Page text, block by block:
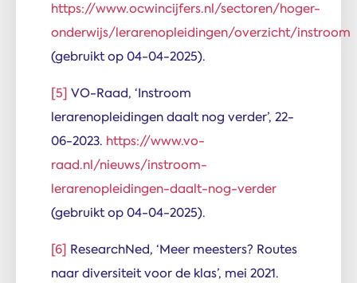
https://www.ocwincijfers.nl/sectoren/hoger-
onderwijs/lerarenopleidingen/overzicht/instroom
(gebruikt op 04-04-2025).
[5] VO-Raad, ‘Instroom
lerarenopleidingen daalt nog verder’, 22-
06-2023. https://www.vo-
raad.nl/nieuws/instroom-
lerarenopleidingen-daalt-nog-verder
(gebruikt op 04-04-2025).
[6] ResearchNed, ‘Meer meesters? Routes
naar diversiteit voor de klas’, mei 2021.